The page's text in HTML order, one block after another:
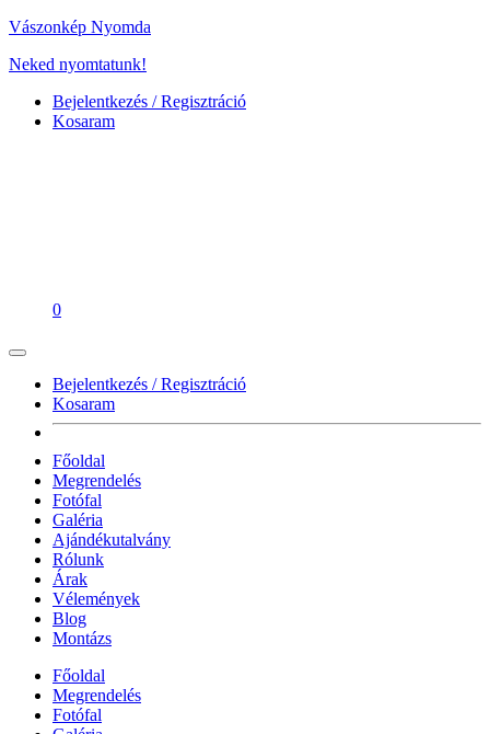
Vászonkép Nyomda
Neked nyomtatunk!
Bejelentkezés / Regisztráció
Kosaram
0
Bejelentkezés / Regisztráció
Kosaram
Főoldal
Megrendelés
Fotófal
Galéria
Ajándékutalvány
Rólunk
Árak
Vélemények
Blog
Montázs
Főoldal
Megrendelés
Fotófal